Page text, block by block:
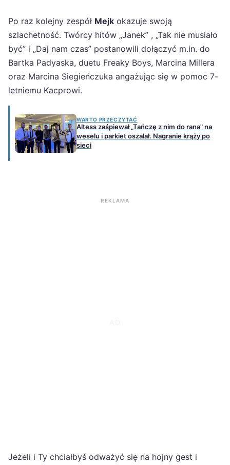
Po raz kolejny zespół Mejk okazuje swoją
szlachetność. Twórcy hitów „Janek” , „Tak nie musiało
być” i „Daj nam czas” postanowili dołączyć m.in. do
Bartka Padyaska, duetu Freaky Boys, Marcina Millera
oraz Marcina Siegieńczuka angażując się w pomoc 7-
letniemu Kacprowi.
WARTO PRZECZYTAĆ
Altess zaśpiewał „Tańczę z nim do rana" na
weselu i parkiet oszalał. Nagranie krąży po
sieci
REKLAMA
Jeżeli i Ty chciałbyś odważyć się na hojny gest i